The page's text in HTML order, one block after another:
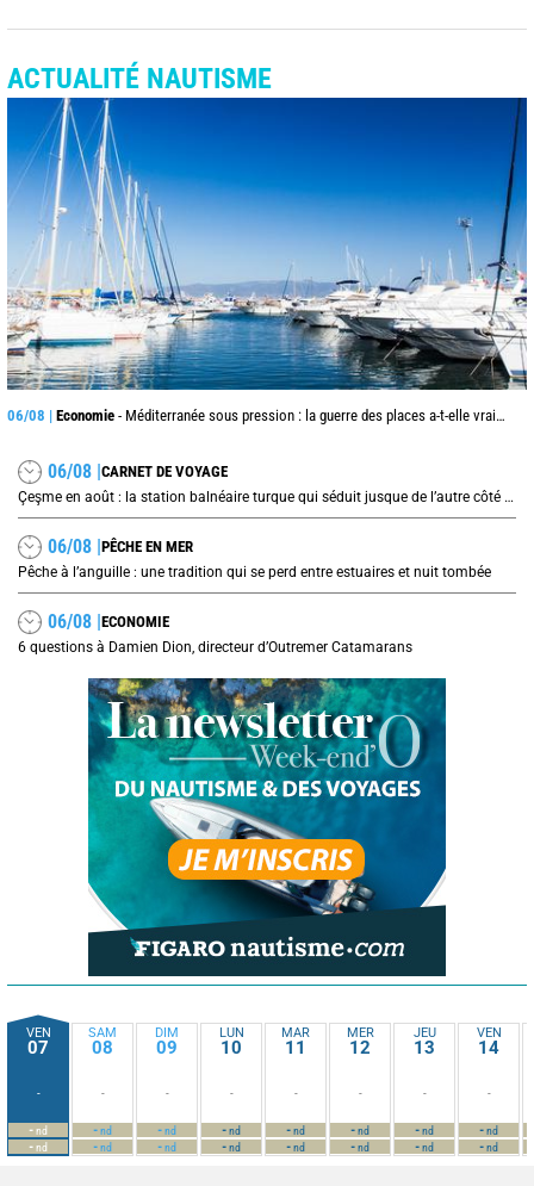
ACTUALITÉ NAUTISME
06/08 | Economie - Méditerranée sous pression : la guerre des places a-t-elle vraiment commencé ?
06/08 |CARNET DE VOYAGE
Çeşme en août : la station balnéaire turque qui séduit jusque de l’autre côté de la mer Égée
06/08 |PÊCHE EN MER
Pêche à l’anguille : une tradition qui se perd entre estuaires et nuit tombée
06/08 |ECONOMIE
6 questions à Damien Dion, directeur d’Outremer Catamarans
VEN
07
-
-nd
-nd
SAM
08
-
-nd
-nd
DIM
09
-
-nd
-nd
LUN
10
-
-nd
-nd
MAR
11
-
-nd
-nd
MER
12
-
-nd
-nd
JEU
13
-
-nd
-nd
VEN
14
-
-nd
-nd